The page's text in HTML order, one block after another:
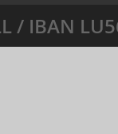
/ IBAN